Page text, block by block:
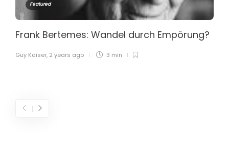
Featured
Frank Bertemes: Wandel durch Empörung?
Guy Kaiser, 2 years ago 3 min